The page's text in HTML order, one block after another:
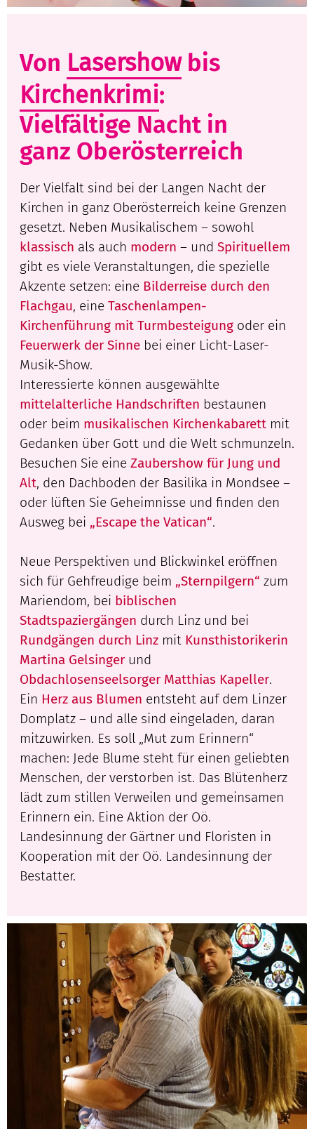
Von Lasershowbis
Kirchenkrimi:
Vielfältige Nacht in
ganz Oberösterreich
Der Vielfalt sind bei der Langen Nacht der
Kirchen in ganz Oberösterreich keine Grenzen
gesetzt. Neben Musikalischem – sowohl
klassisch als auch modern – und Spirituellem
gibt es viele Veranstaltungen, die spezielle
Akzente setzen: eine Bilderreise durch den
Flachgau, eine Taschenlampen-
Kirchenführung mit Turmbesteigung oder ein
Feuerwerk der Sinne bei einer Licht-Laser-
Musik-Show.
Interessierte können ausgewählte
mittelalterliche Handschriften bestaunen
oder beim musikalischen Kirchenkabarett mit
Gedanken über Gott und die Welt schmunzeln.
Besuchen Sie eine Zaubershow für Jung und
Alt, den Dachboden der Basilika in Mondsee –
oder lüften Sie Geheimnisse und finden den
Ausweg bei „Escape the Vatican“.
Neue Perspektiven und Blickwinkel eröffnen
sich für Gehfreudige beim „Sternpilgern“ zum
Mariendom, bei biblischen
Stadtspaziergängen durch Linz und bei
Rundgängen durch Linz mit Kunsthistorikerin
Martina Gelsinger und
Obdachlosenseelsorger Matthias Kapeller.
Ein Herz aus Blumen entsteht auf dem Linzer
Domplatz – und alle sind eingeladen, daran
mitzuwirken. Es soll „Mut zum Erinnern“
machen: Jede Blume steht für einen geliebten
Menschen, der verstorben ist. Das Blütenherz
lädt zum stillen Verweilen und gemeinsamen
Erinnern ein. Eine Aktion der Oö.
Landesinnung der Gärtner und Floristen in
Kooperation mit der Oö. Landesinnung der
Bestatter.